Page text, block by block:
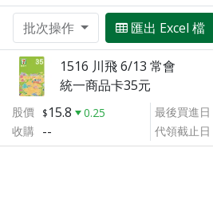
批次操作 匯出 Excel 檔
1516 川飛 6/13 常會
統一商品卡35元
股價
15.8
0.25
收購 --
最後買進日
代領截止日